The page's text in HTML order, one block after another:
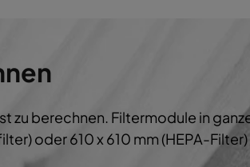
zu berechnen. Filtermodule in
oder 610 x 610 mm (HEPA-Filter)